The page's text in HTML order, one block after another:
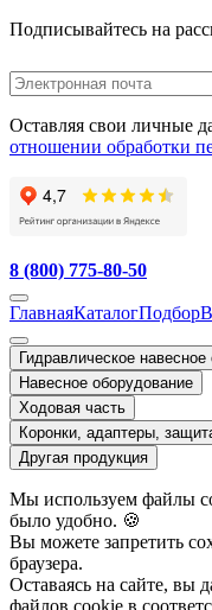
Подписывайтесь на
Оставляя свои личные
отношении обработки
8 (800) 775-80-50
ГлавнаяКаталогПодбор
Гидравлическое
Навесное оборудование
Ходовая часть
Коронки, адаптеры,
Другая продукция
Мы используем файлы
было удобно. 🍪
Вы можете запретить
браузера.
Оставаясь на сайте, вы
файлов cookie в